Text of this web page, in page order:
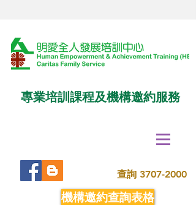
專業培訓課程及機構邀約服務
查詢 3707-2000
機構邀約查詢表格